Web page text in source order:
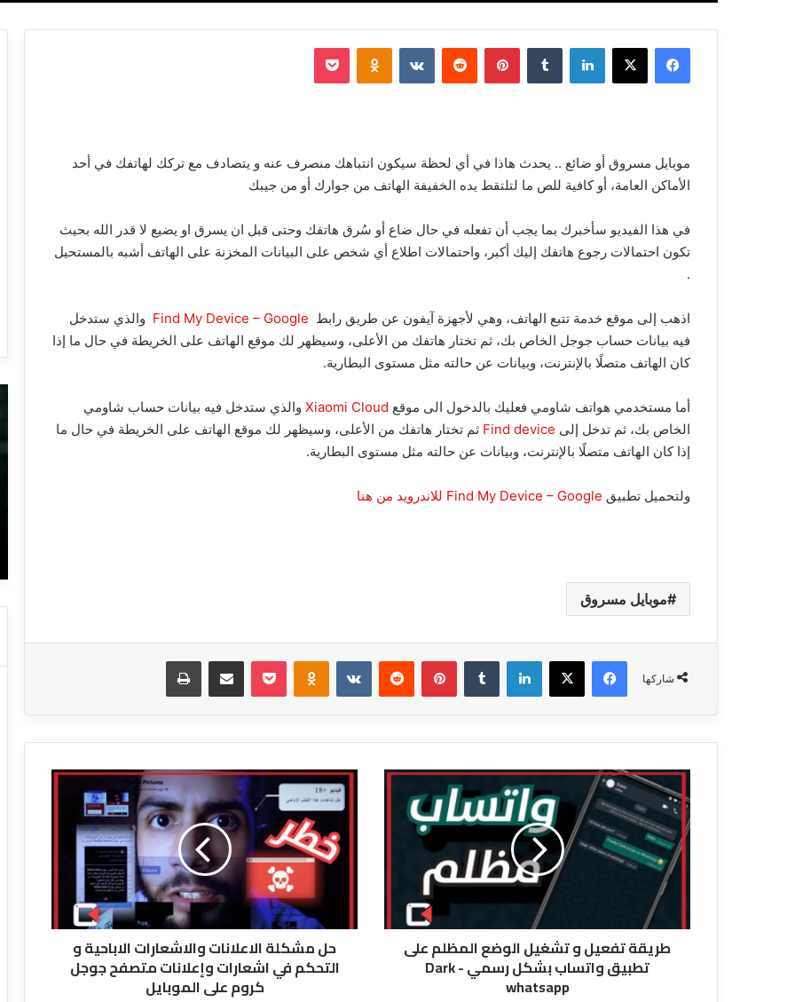
فيسبوك ‫X لينكدإن بينتيريست Odnoklassniki
‫Pocket
موبايل مسروق أو ضائع .. يحدث هاذا في أي لحظة سيكون انتباهك منصرف عنه و يتصادف مع تركك لهاتفك في أحد
الأماكن العامة، أو كافية للص ما لتلتقط يده الخفيفة الهاتف من جوارك أو من جيبك
في هذا الفيديو سأخبرك بما يجب أن تفعله في حال ضاع أو سُرق هاتفك وحتى قبل ان يسرق او يضيع لا قدر الله بحيث
تكون احتمالات رجوع هاتفك إليك أكبر، واحتمالات اطلاع أي شخص على البيانات المخزنة على الهاتف أشبه بالمستحيل
.
اذهب إلى موقع خدمة تتبع الهاتف، وهي لأجهزة آيفون عن طريق رابط Find My Device – Google والذي ستدخل
فيه بيانات حساب جوجل الخاص بك، ثم تختار هاتفك من الأعلى، وسيظهر لك موقع الهاتف على الخريطة في حال ما إذا
كان الهاتف متصلًا بالإنترنت، وبيانات عن حالته مثل مستوى البطارية.
أما مستخدمي هواتف شاومي فعليك بالدخول الى موقع Xiaomi Cloud والذي ستدخل فيه بيانات حساب شاومي
الخاص بك، ثم تدخل إلى Find device ثم تختار هاتفك من الأعلى، وسيظهر لك موقع الهاتف على الخريطة في حال ما
إذا كان الهاتف متصلًا بالإنترنت، وبيانات عن حالته مثل مستوى البطارية.
ولتحميل تطبيق Find My Device – Google للاندرويد من هنا
موبايل مسروق
شاركها
فيسبوك ‫X لينكدإن بينتيريست Odnoklassniki
‫Pocket مشاركة عبر البريد طباعة
طريقة
تفعيل
و
تشغيل
الوضع
المظلم
واتساب
بشكلطريقة تفعيل و تشغيل الوضع المظلم على
تطبيق واتساب بشكل رسمي - Dark
whatsapp
حل
مشكلة
الاعلانات
والاشعارات
الاباحية
اشعارات
وإعلانات
متصفح
حل مشكلة الاعلانات والاشعارات الاباحية و
التحكم في اشعارات وإعلانات متصفح جوجل
كروم على الموبايل
إصلاح
و
زيادة
القديمة
وبدون
مجهود
عن
أي
شخص